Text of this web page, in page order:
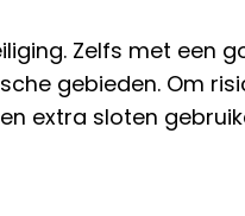
Zelfs met een
gebieden. Om
extra sloten